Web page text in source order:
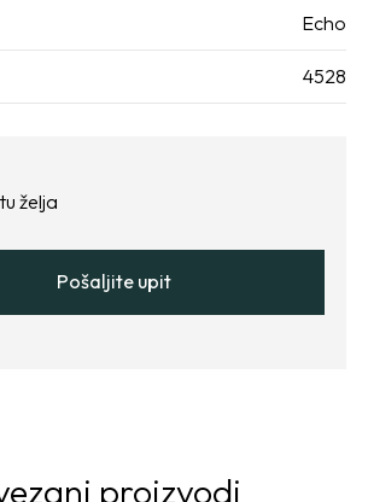
Echo
4528
želja
Pošaljite upit
proizvodi